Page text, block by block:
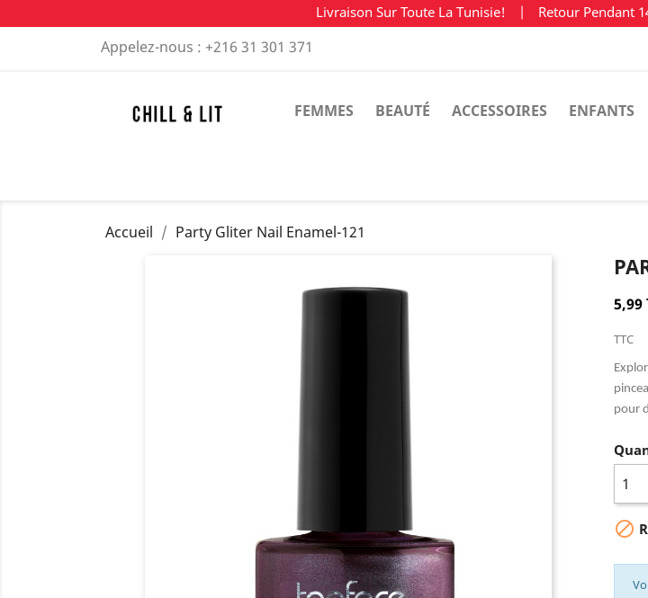
Livraison Sur Toute La Tunisie! | Retour Pendant
Appelez-nous : +216 31 301 371
FEMMES BEAUTÉ ACCESSOIRES ENFANTS
Accueil Party Gliter Nail Enamel-121
5,99
TTC
pour
